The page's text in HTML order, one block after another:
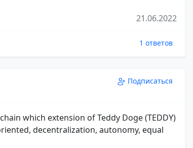
21.06.2022
1 ответов
Подписаться
which extension of Teddy Doge (TEDDY)
decentralization, autonomy, equal